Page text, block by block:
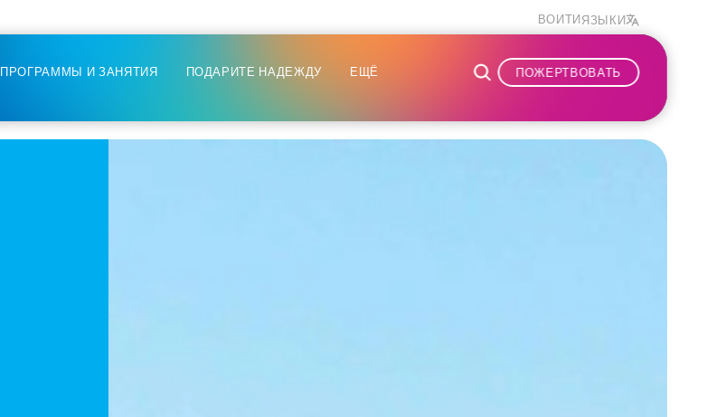
ВОЙТИЯЗЫКИ
ПРОГРАММЫ И ЗАНЯТИЯ ПОДАРИТЕ НАДЕЖДУ ЕЩЁ ПОЖЕРТВОВАТЬ